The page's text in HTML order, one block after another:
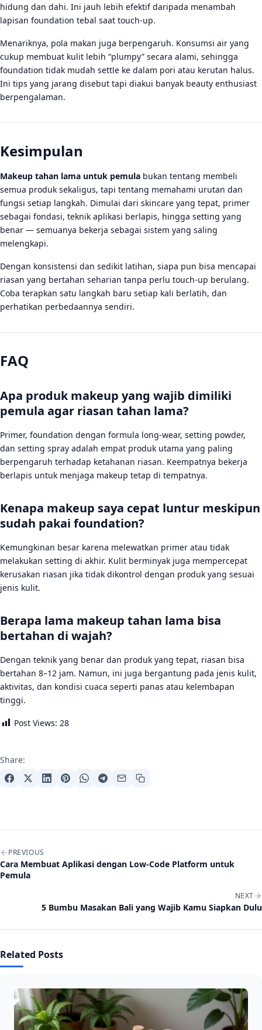
hidung dan dahi. Ini jauh lebih efektif daripada menambah
lapisan foundation tebal saat touch-up.
Menariknya, pola makan juga berpengaruh. Konsumsi air yang
cukup membuat kulit lebih “plumpy” secara alami, sehingga
foundation tidak mudah settle ke dalam pori atau kerutan halus.
Ini tips yang jarang disebut tapi diakui banyak beauty enthusiast
berpengalaman.
Kesimpulan
Makeup tahan lama untuk pemula bukan tentang membeli
semua produk sekaligus, tapi tentang memahami urutan dan
fungsi setiap langkah. Dimulai dari skincare yang tepat, primer
sebagai fondasi, teknik aplikasi berlapis, hingga setting yang
benar — semuanya bekerja sebagai sistem yang saling
melengkapi.
Dengan konsistensi dan sedikit latihan, siapa pun bisa mencapai
riasan yang bertahan seharian tanpa perlu touch-up berulang.
Coba terapkan satu langkah baru setiap kali berlatih, dan
perhatikan perbedaannya sendiri.
FAQ
Apa produk makeup yang wajib dimiliki
pemula agar riasan tahan lama?
Primer, foundation dengan formula long-wear, setting powder,
dan setting spray adalah empat produk utama yang paling
berpengaruh terhadap ketahanan riasan. Keempatnya bekerja
berlapis untuk menjaga makeup tetap di tempatnya.
Kenapa makeup saya cepat luntur meskipun
sudah pakai foundation?
Kemungkinan besar karena melewatkan primer atau tidak
melakukan setting di akhir. Kulit berminyak juga mempercepat
kerusakan riasan jika tidak dikontrol dengan produk yang sesuai
jenis kulit.
Berapa lama makeup tahan lama bisa
bertahan di wajah?
Dengan teknik yang benar dan produk yang tepat, riasan bisa
bertahan 8–12 jam. Namun, ini juga bergantung pada jenis kulit,
aktivitas, dan kondisi cuaca seperti panas atau kelembapan
tinggi.
Post Views: 28
Share:
Post navigation
PREVIOUS
Cara Membuat Aplikasi dengan Low-Code Platform untuk
Pemula
NEXT
5 Bumbu Masakan Bali yang Wajib Kamu Siapkan Dulu
Related Posts